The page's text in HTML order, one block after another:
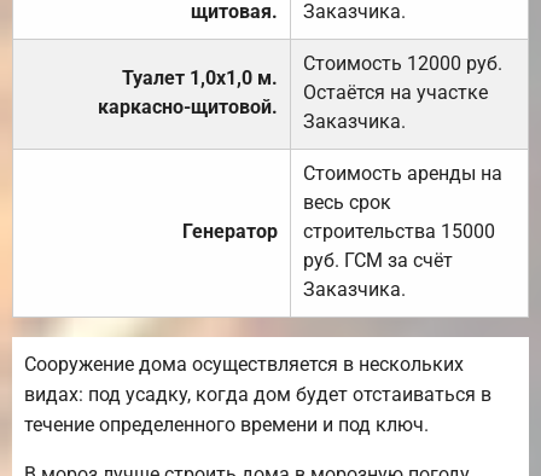
щитовая. Заказчика.
Туалет 1,0х1,0 м.
каркасно-щитовой.
Стоимость 12000 руб.
Остаётся на участке
Заказчика.
Генератор
Стоимость аренды на
весь срок
строительства 15000
руб. ГСМ за счёт
Заказчика.
Сооружение дома осуществляется в нескольких
видах: под усадку, когда дом будет отстаиваться в
течение определенного времени и под ключ.